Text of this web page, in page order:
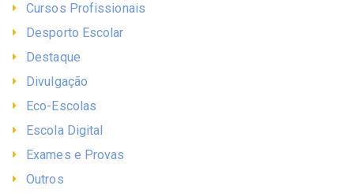
Cursos Profissionais
Desporto Escolar
Destaque
Divulgação
Eco-Escolas
Escola Digital
Exames e Provas
Outros